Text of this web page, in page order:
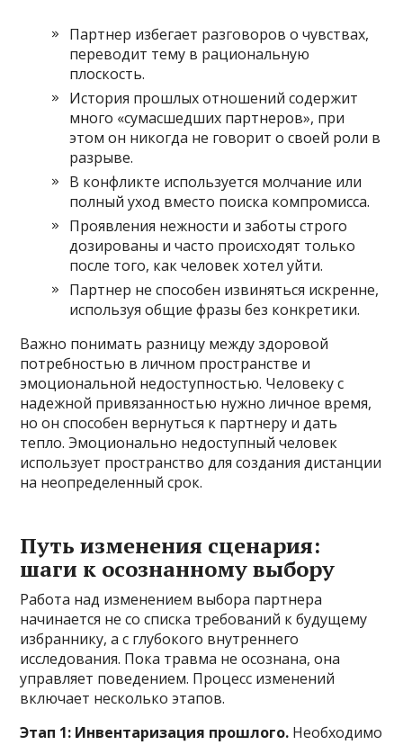
Партнер избегает разговоров о чувствах,
переводит тему в рациональную
плоскость.
История прошлых отношений содержит
много «сумасшедших партнеров», при
этом он никогда не говорит о своей роли в
разрыве.
В конфликте используется молчание или
полный уход вместо поиска компромисса.
Проявления нежности и заботы строго
дозированы и часто происходят только
после того, как человек хотел уйти.
Партнер не способен извиняться искренне,
используя общие фразы без конкретики.
Важно понимать разницу между здоровой
потребностью в личном пространстве и
эмоциональной недоступностью. Человеку с
надежной привязанностью нужно личное время,
но он способен вернуться к партнеру и дать
тепло. Эмоционально недоступный человек
использует пространство для создания дистанции
на неопределенный срок.
Путь изменения сценария:
шаги к осознанному выбору
Работа над изменением выбора партнера
начинается не со списка требований к будущему
избраннику, а с глубокого внутреннего
исследования. Пока травма не осознана, она
управляет поведением. Процесс изменений
включает несколько этапов.
Этап 1: Инвентаризация прошлого. Необходимо